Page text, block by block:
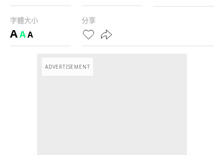
字體大小
AAA
分享
ADVERTISEMENT